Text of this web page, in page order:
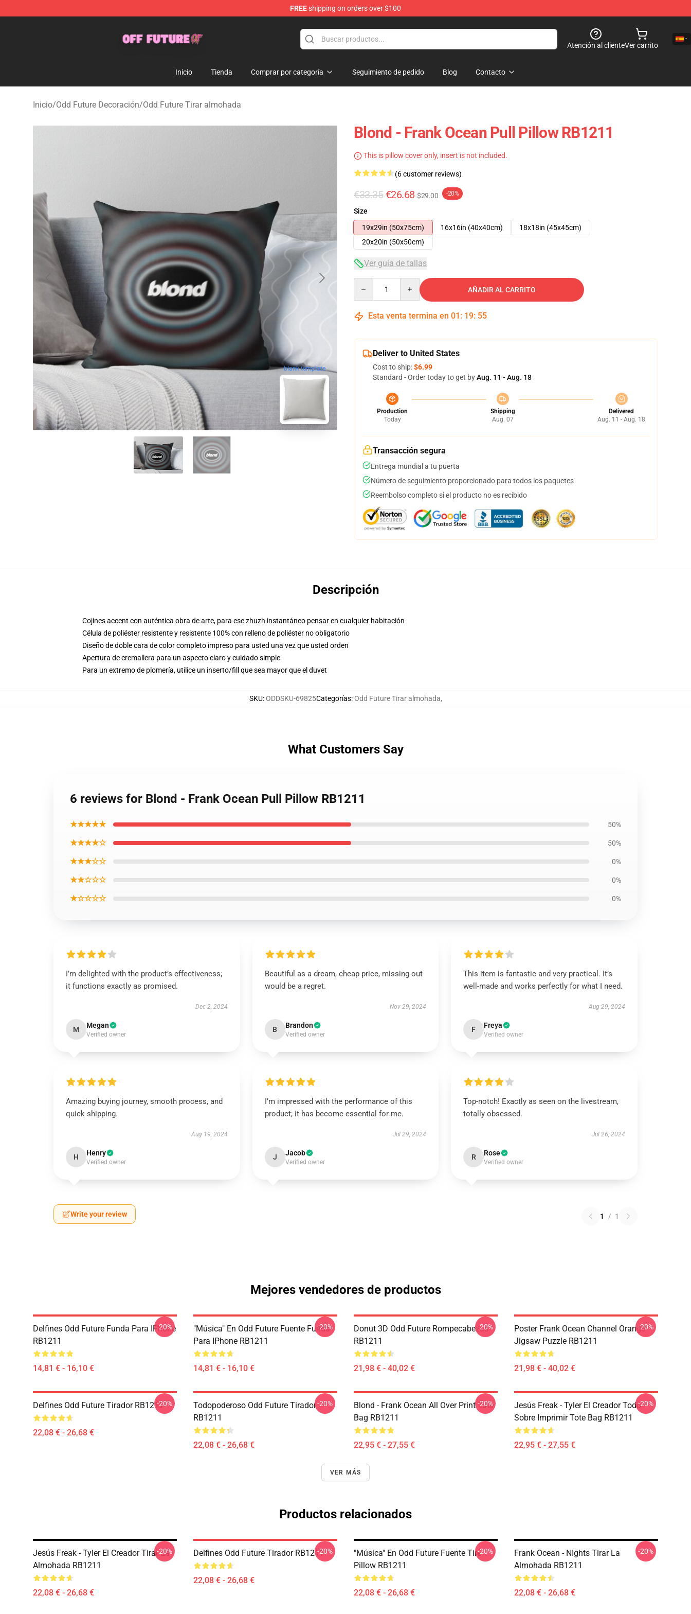
FREEshipping on orders over $100
Atención al clienteVer carrito
Inicio Tienda Comprar por categoría Seguimiento de pedido Blog Contacto
Inicio/Odd Future Decoración/Odd Future Tirar almohada
blank template
Blond - Frank Ocean Pull Pillow RB1211
This is pillow cover only, insert is not included.
(6 customer reviews)
€33.35 €26.68 $29.00 -20%
Size
19x29in (50x75cm)
16x16in (40x40cm)
18x18in (45x45cm)
20x20in (50x50cm)
Ver guía de tallas
AÑADIR AL CARRITO
Esta venta termina en 01 : 19: 54
Deliver to United States
Cost to ship:$6.99
Standard - Order today to get byAug. 11 - Aug. 18
Production
Today
Shipping
Aug. 07
Delivered
Aug. 11 - Aug. 18
Transacción segura
Entrega mundial a tu puerta
Número de seguimiento proporcionado para todos los paquetes
Reembolso completo si el producto no es recibido
Descripción
Cojines accent con auténtica obra de arte, para ese zhuzh instantáneo pensar en cualquier habitación
Célula de poliéster resistente y resistente 100% con relleno de poliéster no obligatorio
Diseño de doble cara de color completo impreso para usted una vez que usted orden
Apertura de cremallera para un aspecto claro y cuidado simple
Para un extremo de plomería, utilice un inserto/fill que sea mayor que el duvet
SKU:ODDSKU-69825Categorías:Odd Future Tirar almohada,
What Customers Say
6 reviews for Blond - Frank Ocean Pull Pillow RB1211
★★★★★ 50%
★★★★☆ 50%
★★★☆☆ 0%
★★☆☆☆ 0%
★☆☆☆☆ 0%
I’m delighted with the product’s effectiveness;
it functions exactly as promised.
Dec 2, 2024
M Megan
Verified owner
Beautiful as a dream, cheap price, missing out
would be a regret.
Nov 29, 2024
B Brandon
Verified owner
This item is fantastic and very practical. It’s
well-made and works perfectly for what I need.
Aug 29, 2024
F Freya
Verified owner
Amazing buying journey, smooth process, and
quick shipping.
Aug 19, 2024
H Henry
Verified owner
I’m impressed with the performance of this
product; it has become essential for me.
Jul 29, 2024
J Jacob
Verified owner
Top-notch! Exactly as seen on the livestream,
totally obsessed.
Jul 26, 2024
R Rose
Verified owner
Write your review 1 / 1
Mejores vendedores de productos
Delfines Odd Future Funda Para IPhone
RB1211
14,81 € - 16,10 €
-20%
"Música" En Odd Future Fuente Funda
Para IPhone RB1211
14,81 € - 16,10 €
-20%
Donut 3D Odd Future Rompecabezas
RB1211
21,98 € - 40,02 €
-20%
Poster Frank Ocean Channel Orange
Jigsaw Puzzle RB1211
21,98 € - 40,02 €
-20%
Delfines Odd Future Tirador RB1211
22,08 € - 26,68 €
-20%
Todopoderoso Odd Future Tirador
RB1211
22,08 € - 26,68 €
-20%
Blond - Frank Ocean All Over Print Tote
Bag RB1211
22,95 € - 27,55 €
-20%
Jesús Freak - Tyler El Creador Todo
Sobre Imprimir Tote Bag RB1211
22,95 € - 27,55 €
-20%
VER MÁS
Productos relacionados
Jesús Freak - Tyler El Creador Tirar La
Almohada RB1211
22,08 € - 26,68 €
-20% Delfines Odd Future Tirador RB1211
22,08 € - 26,68 €
-20%
"Música" En Odd Future Fuente Tire
Pillow RB1211
22,08 € - 26,68 €
-20%
Frank Ocean - NIghts Tirar La
Almohada RB1211
22,08 € - 26,68 €
-20%